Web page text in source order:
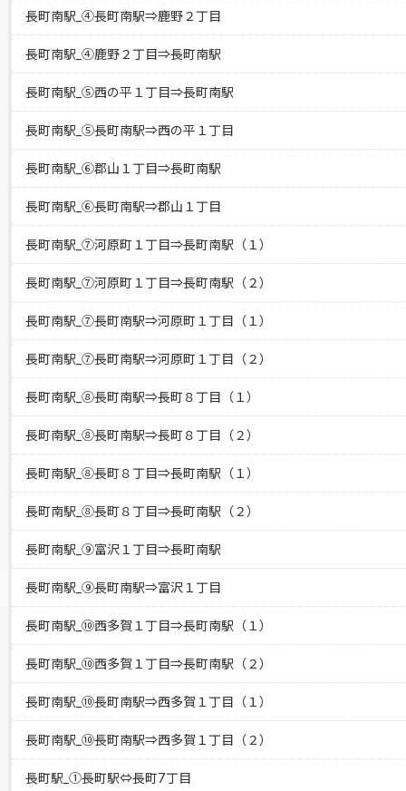
長町南駅_④長町南駅⇒鹿野２丁目
長町南駅_④鹿野２丁目⇒長町南駅
長町南駅_⑤西の平１丁目⇒長町南駅
長町南駅_⑤長町南駅⇒西の平１丁目
長町南駅_⑥郡山１丁目⇒長町南駅
長町南駅_⑥長町南駅⇒郡山１丁目
長町南駅_⑦河原町１丁目⇒長町南駅（１）
長町南駅_⑦河原町１丁目⇒長町南駅（２）
長町南駅_⑦長町南駅⇒河原町１丁目（１）
長町南駅_⑦長町南駅⇒河原町１丁目（２）
長町南駅_⑧長町南駅⇒長町８丁目（１）
長町南駅_⑧長町南駅⇒長町８丁目（２）
長町南駅_⑧長町８丁目⇒長町南駅（１）
長町南駅_⑧長町８丁目⇒長町南駅（２）
長町南駅_⑨富沢１丁目⇒長町南駅
長町南駅_⑨長町南駅⇒富沢１丁目
長町南駅_⑩西多賀１丁目⇒長町南駅（１）
長町南駅_⑩西多賀１丁目⇒長町南駅（２）
長町南駅_⑩長町南駅⇒西多賀１丁目（１）
長町南駅_⑩長町南駅⇒西多賀１丁目（２）
長町駅_①長町駅⇔長町7丁目